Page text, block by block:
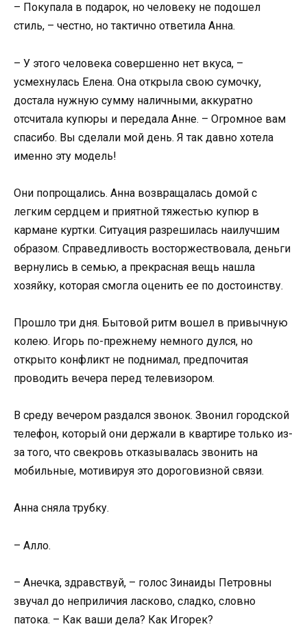
– Покупала в подарок, но человеку не подошел
стиль, – честно, но тактично ответила Анна.
– У этого человека совершенно нет вкуса, –
усмехнулась Елена. Она открыла свою сумочку,
достала нужную сумму наличными, аккуратно
отсчитала купюры и передала Анне. – Огромное вам
спасибо. Вы сделали мой день. Я так давно хотела
именно эту модель!
Они попрощались. Анна возвращалась домой с
легким сердцем и приятной тяжестью купюр в
кармане куртки. Ситуация разрешилась наилучшим
образом. Справедливость восторжествовала, деньги
вернулись в семью, а прекрасная вещь нашла
хозяйку, которая смогла оценить ее по достоинству.
Прошло три дня. Бытовой ритм вошел в привычную
колею. Игорь по-прежнему немного дулся, но
открыто конфликт не поднимал, предпочитая
проводить вечера перед телевизором.
В среду вечером раздался звонок. Звонил городской
телефон, который они держали в квартире только из-
за того, что свекровь отказывалась звонить на
мобильные, мотивируя это дороговизной связи.
Анна сняла трубку.
– Алло.
– Анечка, здравствуй, – голос Зинаиды Петровны
звучал до неприличия ласково, сладко, словно
патока. – Как ваши дела? Как Игорек?